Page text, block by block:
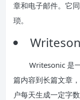
章和电子邮件。它
琐。
Writesonic 是
篇内容到长篇文章
户每天生成一定字